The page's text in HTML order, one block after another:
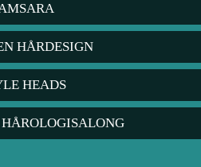
HÅRDESIGN
HEADS